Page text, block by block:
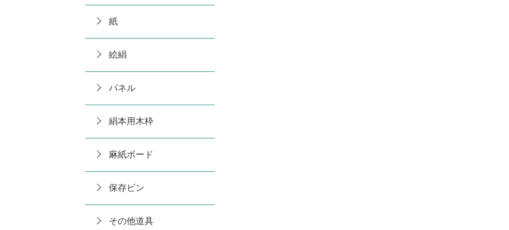
紙
絵絹
パネル
絹本用木枠
麻紙ボード
保存ビン
その他道具